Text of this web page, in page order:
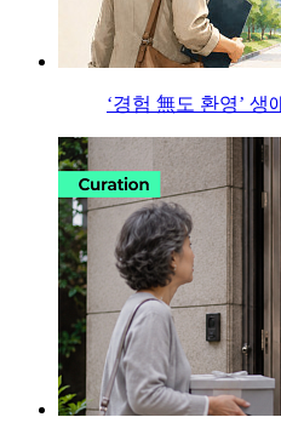
‘경험 無도 환영’ 생